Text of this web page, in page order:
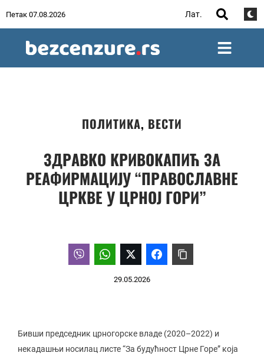
Петак 07.08.2026 Лат.
ПОЛИТИКА, ВЕСТИ
ЗДРАВКО КРИВОКАПИЋ ЗА
РЕАФИРМАЦИЈУ “ПРАВОСЛАВНЕ
ЦРКВЕ У ЦРНОЈ ГОРИ”
29.05.2026
Бивши председник црногорске владе (2020–2022) и
некадашњи носилац листе “За будућност Црне Горе” која